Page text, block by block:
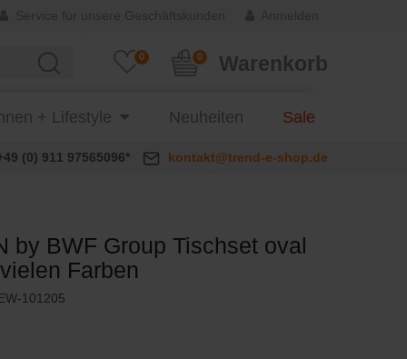
0 Warenkorb
0
+ Lifestyle Neuheiten Sale
(0) 911 97565096* kontakt@trend-e-shop.de
by BWF Group Tischset oval
Farben
101205